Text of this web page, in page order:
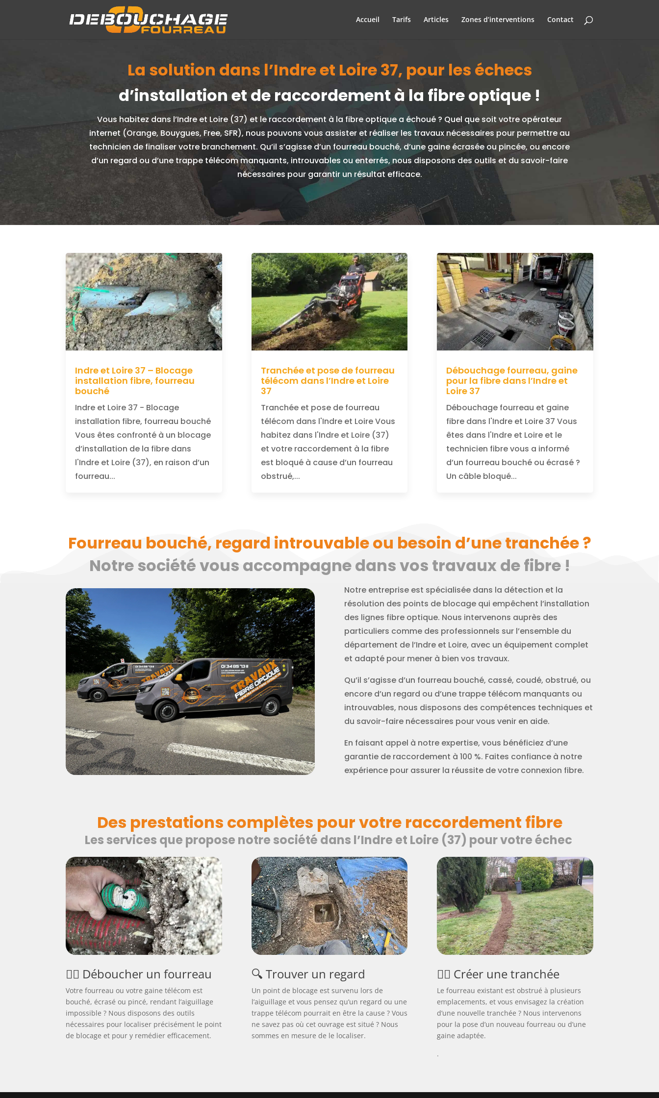
Accueil Tarifs Articles Zones d’interventions Contact
La solution dans l’Indre et Loire 37, pour les échecs
d’installation et de raccordement à la fibre optique !
Vous habitez dans l’Indre et Loire (37) et le raccordement à la fibre optique a échoué ? Quel que soit votre opérateur
internet (Orange, Bouygues, Free, SFR), nous pouvons vous assister et réaliser les travaux nécessaires pour permettre au
technicien de finaliser votre branchement. Qu’il s’agisse d’un fourreau bouché, d’une gaine écrasée ou pincée, ou encore
d’un regard ou d’une trappe télécom manquants, introuvables ou enterrés, nous disposons des outils et du savoir-faire
nécessaires pour garantir un résultat efficace.
Indre et Loire 37 – Blocage
installation fibre, fourreau
bouché
Indre et Loire 37 - Blocage
installation fibre, fourreau bouché
Vous êtes confronté à un blocage
d’installation de la fibre dans
l'Indre et Loire (37), en raison d’un
fourreau...
Tranchée et pose de fourreau
télécom dans l’Indre et Loire
37
Tranchée et pose de fourreau
télécom dans l'Indre et Loire Vous
habitez dans l'Indre et Loire (37)
et votre raccordement à la fibre
est bloqué à cause d’un fourreau
obstrué,...
Débouchage fourreau, gaine
pour la fibre dans l’Indre et
Loire 37
Débouchage fourreau et gaine
fibre dans l'Indre et Loire 37 Vous
êtes dans l'Indre et Loire et le
technicien fibre vous a informé
d’un fourreau bouché ou écrasé ?
Un câble bloqué...
Fourreau bouché, regard introuvable ou besoin d’une tranchée ?
Notre société vous accompagne dans vos travaux de fibre !
Notre entreprise est spécialisée dans la détection et la
résolution des points de blocage qui empêchent l’installation
des lignes fibre optique. Nous intervenons auprès des
particuliers comme des professionnels sur l’ensemble du
département de l’Indre et Loire, avec un équipement complet
et adapté pour mener à bien vos travaux.
Qu’il s’agisse d’un fourreau bouché, cassé, coudé, obstrué, ou
encore d’un regard ou d’une trappe télécom manquants ou
introuvables, nous disposons des compétences techniques et
du savoir-faire nécessaires pour vous venir en aide.
En faisant appel à notre expertise, vous bénéficiez d’une
garantie de raccordement à 100 %. Faites confiance à notre
expérience pour assurer la réussite de votre connexion fibre.
Des prestations complètes pour votre raccordement fibre
Les services que propose notre société dans l’Indre et Loire (37) pour votre échec
🕵️‍♂️ Déboucher un fourreau
Votre fourreau ou votre gaine télécom est
bouché, écrasé ou pincé, rendant l’aiguillage
impossible ? Nous disposons des outils
nécessaires pour localiser précisément le point
de blocage et pour y remédier efficacement.
🔍 Trouver un regard
Un point de blocage est survenu lors de
l’aiguillage et vous pensez qu’un regard ou une
trappe télécom pourrait en être la cause ? Vous
ne savez pas où cet ouvrage est situé ? Nous
sommes en mesure de le localiser.
👷‍♂️ Créer une tranchée
Le fourreau existant est obstrué à plusieurs
emplacements, et vous envisagez la création
d’une nouvelle tranchée ? Nous intervenons
pour la pose d’un nouveau fourreau ou d’une
gaine adaptée.
.